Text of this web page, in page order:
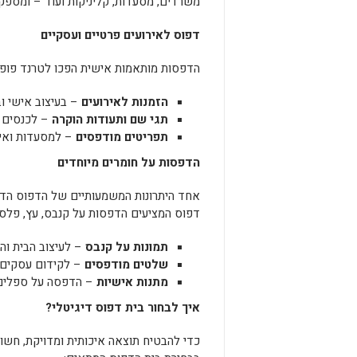
דפוס לאירועים פרטיים ועסקיים
הדפסות מותאמות אישית הפכו לטרנד
הזמנות לאירועים – בעיצוב אישי
תגי שם ותעודות הוקרה – לכנסים
תפריטים מודפסים – למסעדות
הדפסות על חומרים מיוחדים
אחד היתרונות המשמעותיים של הדפוס
דפוס המציעים הדפסות על קנבס, עץ,
תמונות על קנבס – לעיצוב הבית
שלטים מודפסים – לקידום
מתנות אישיות – הדפסה על
איך לבחור בית דפוס דיגיטלי?
כדי להבטיח תוצאה איכותית ומדויקת,